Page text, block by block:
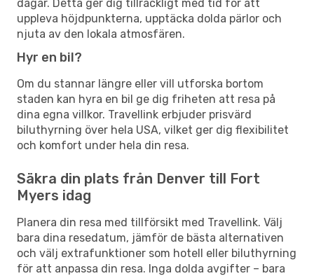
dagar. Detta ger dig tillräckligt med tid för att
uppleva höjdpunkterna, upptäcka dolda pärlor och
njuta av den lokala atmosfären.
Hyr en bil?
Om du stannar längre eller vill utforska bortom
staden kan hyra en bil ge dig friheten att resa på
dina egna villkor. Travellink erbjuder prisvärd
biluthyrning över hela USA, vilket ger dig flexibilitet
och komfort under hela din resa.
Säkra din plats från Denver till Fort
Myers idag
Planera din resa med tillförsikt med Travellink. Välj
bara dina resedatum, jämför de bästa alternativen
och välj extrafunktioner som hotell eller biluthyrning
för att anpassa din resa. Inga dolda avgifter – bara